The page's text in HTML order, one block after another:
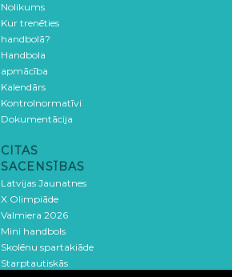
Nolikums
Kur trenēties
handbolā?
Handbola
apmācība
Kalendārs
Kontrolnormatīvi
Dokumentācija
CITAS
SACENSĪBAS
Latvijas Jaunatnes
X Olimpiāde
Valmiera 2026
Mini handbols
Skolēnu spartakiāde
Starptautiskās